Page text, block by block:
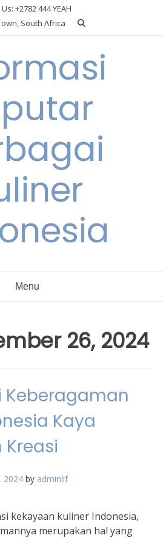
+2782 444 YEAH
South Africa
Menu
26, 2024
Kaya
2024 by adminlif
kekayaan kuliner Indonesia,
merupakan hal yang